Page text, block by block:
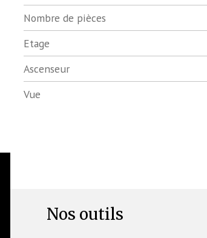
Nombre de pièces
Etage
Ascenseur
Vue
Nos outils